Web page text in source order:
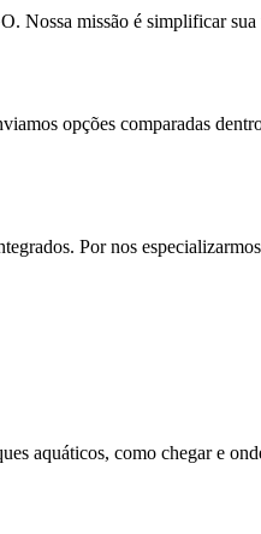
Nossa missão é simplificar sua
opções comparadas
Por nos
aquáticos, como chegar e